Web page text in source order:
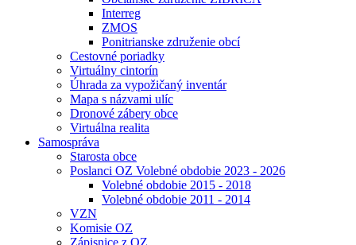
Interreg
ZMOS
Ponitrianske združenie obcí
Cestovné poriadky
Virtuálny cintorín
Úhrada za vypožičaný inventár
Mapa s názvami ulíc
Dronové zábery obce
Virtuálna realita
Samospráva
Starosta obce
Poslanci OZ Volebné obdobie 2023 - 2026
Volebné obdobie 2015 - 2018
Volebné obdobie 2011 - 2014
VZN
Komisie OZ
Zápisnice z OZ